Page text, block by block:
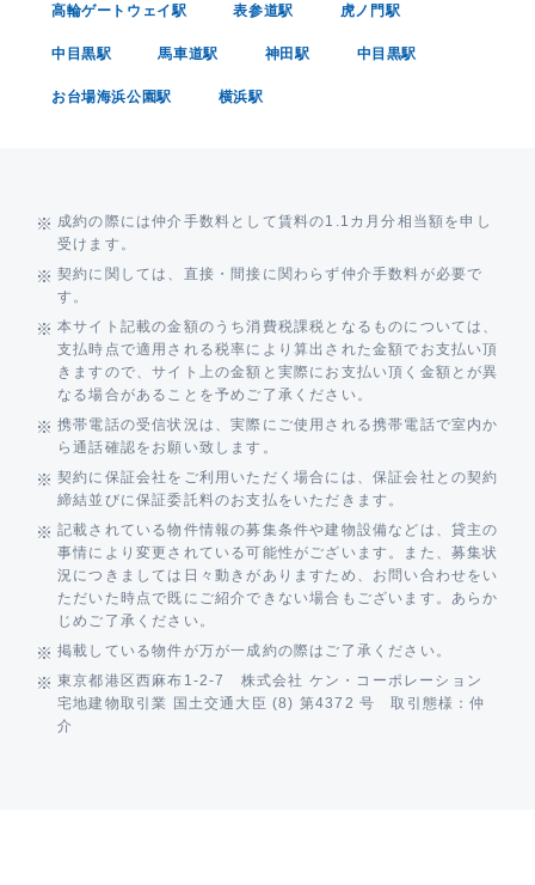
高輪ゲートウェイ駅 表参道駅 虎ノ門駅
中目黒駅 馬車道駅 神田駅 中目黒駅
お台場海浜公園駅 横浜駅
成約の際には仲介手数料として賃料の1.1カ月分相当額を申し
受けます。
契約に関しては、直接・間接に関わらず仲介手数料が必要で
す。
本サイト記載の金額のうち消費税課税となるものについては、
支払時点で適用される税率により算出された金額でお支払い頂
きますので、サイト上の金額と実際にお支払い頂く金額とが異
なる場合があることを予めご了承ください。
携帯電話の受信状況は、実際にご使用される携帯電話で室内か
ら通話確認をお願い致します。
契約に保証会社をご利用いただく場合には、保証会社との契約
締結並びに保証委託料のお支払をいただきます。
記載されている物件情報の募集条件や建物設備などは、貸主の
事情により変更されている可能性がございます。また、募集状
況につきましては日々動きがありますため、お問い合わせをい
ただいた時点で既にご紹介できない場合もございます。あらか
じめご了承ください。
掲載している物件が万が一成約の際はご了承ください。
東京都港区西麻布1-2-7 株式会社 ケン・コーポレーション
宅地建物取引業 国土交通大臣 (8) 第4372 号 取引態様：仲
介